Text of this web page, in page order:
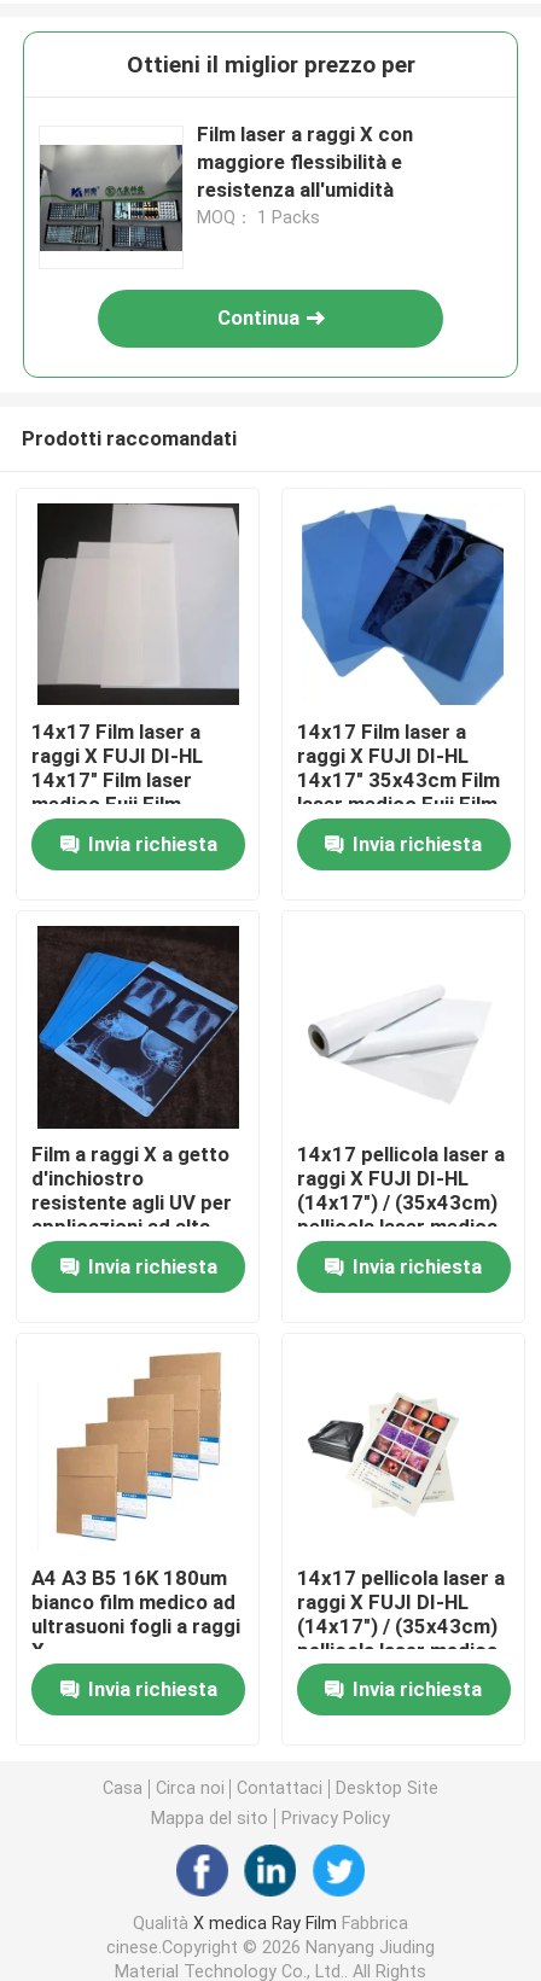
Casa
Prodotti
Fatory Tour
Controllo di qualità
Contattaci
notizie
Tutti i casi
X medica Ray Film
Getto di inchiostro X Ray Film
Laser X Ray Film
Film asciutto medico
Lastra radioscopica dell'ANIMALE DOMESTICO
carta della foto del rc
Film del trasferimento di calore
film termico medico
Ottieni il miglior prezzo per
Film laser a raggi X con
maggiore flessibilità e
resistenza all'umidità
MOQ： 1 Packs
Continua
Prodotti raccomandati
14x17 Film laser a
raggi X FUJI DI-HL
14x17" Film laser
medico Fuji Film
asciutto
Invia richiesta
14x17 Film laser a
raggi X FUJI DI-HL
14x17" 35x43cm Film
laser medico Fuji Film
asciutto
Invia richiesta
Film a raggi X a getto
d'inchiostro
resistente agli UV per
applicazioni ad alta
temperatura
Invia richiesta
14x17 pellicola laser a
raggi X FUJI DI-HL
(14x17") / (35x43cm)
pellicola laser medica
pellicola a secco fuji
Invia richiesta
A4 A3 B5 16K 180um
bianco film medico ad
ultrasuoni fogli a raggi
X
Invia richiesta
14x17 pellicola laser a
raggi X FUJI DI-HL
(14x17") / (35x43cm)
pellicola laser medica
pellicola a secco fuji
Invia richiesta
Casa Circa noi Contattaci
Desktop Site
Mappa del sito
Privacy Policy
Qualità X medica Ray Film Fabbrica
cinese.Copyright © 2026 Nanyang Jiuding
Material Technology Co., Ltd.. All Rights